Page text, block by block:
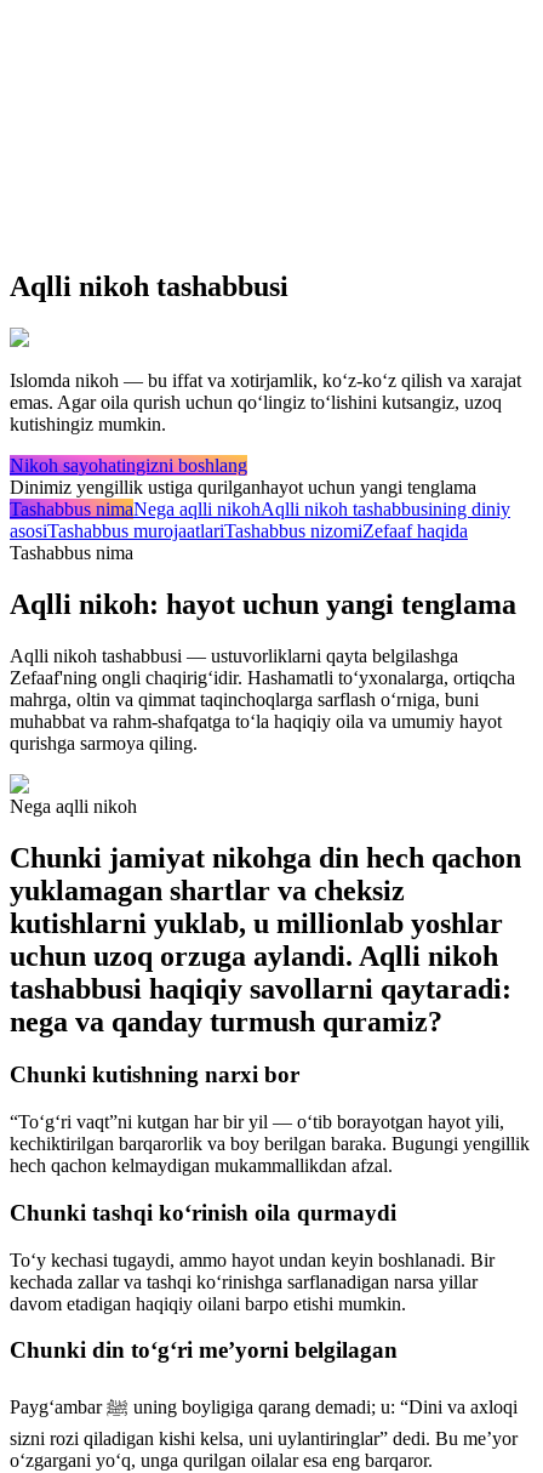
Aqlli nikoh tashabbusi
Islomda nikoh — bu iffat va xotirjamlik, koʻz-koʻz qilish va xarajat
emas. Agar oila qurish uchun qoʻlingiz toʻlishini kutsangiz, uzoq
kutishingiz mumkin.
Nikoh sayohatingizni boshlang
Dinimiz yengillik ustiga qurilganhayot uchun yangi tenglama
Tashabbus nimaNega aqlli nikohAqlli nikoh tashabbusining diniy
asosiTashabbus murojaatlariTashabbus nizomiZefaaf haqida
Tashabbus nima
Aqlli nikoh: hayot uchun yangi tenglama
Aqlli nikoh tashabbusi — ustuvorliklarni qayta belgilashga
Zefaaf'ning ongli chaqirigʻidir. Hashamatli toʻyxonalarga, ortiqcha
mahrga, oltin va qimmat taqinchoqlarga sarflash oʻrniga, buni
muhabbat va rahm-shafqatga toʻla haqiqiy oila va umumiy hayot
qurishga sarmoya qiling.
Nega aqlli nikoh
Chunki jamiyat nikohga din hech qachon
yuklamagan shartlar va cheksiz
kutishlarni yuklab, u millionlab yoshlar
uchun uzoq orzuga aylandi. Aqlli nikoh
tashabbusi haqiqiy savollarni qaytaradi:
nega va qanday turmush quramiz?
Chunki kutishning narxi bor
“Toʻgʻri vaqt”ni kutgan har bir yil — oʻtib borayotgan hayot yili,
kechiktirilgan barqarorlik va boy berilgan baraka. Bugungi yengillik
hech qachon kelmaydigan mukammallikdan afzal.
Chunki tashqi koʻrinish oila qurmaydi
Toʻy kechasi tugaydi, ammo hayot undan keyin boshlanadi. Bir
kechada zallar va tashqi koʻrinishga sarflanadigan narsa yillar
davom etadigan haqiqiy oilani barpo etishi mumkin.
Chunki din toʻgʻri meʼyorni belgilagan
Paygʻambar ﷺ uning boyligiga qarang demadi; u: “Dini va axloqi
sizni rozi qiladigan kishi kelsa, uni uylantiringlar” dedi. Bu meʼyor
oʻzgargani yoʻq, unga qurilgan oilalar esa eng barqaror.